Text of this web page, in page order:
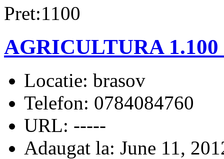
Pret:1100
AGRICULTURA 1.100
Locatie: brasov
Telefon: 0784084760
URL: -----
Adaugat la: June 11,